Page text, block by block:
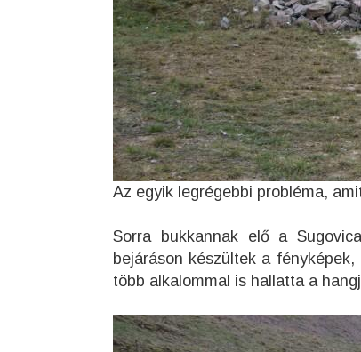
Az egyik legrégebbi probléma,
Sorra bukkannak elő a
bejáráson készültek a fényképek,
több alkalommal is hallatta a